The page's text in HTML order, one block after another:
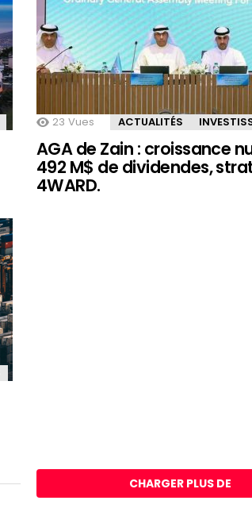
23 Vues ACTUALITÉS
AGA de Zain : croissance
492 M$ de dividendes,
4WARD.
CHARGER PLUS DE